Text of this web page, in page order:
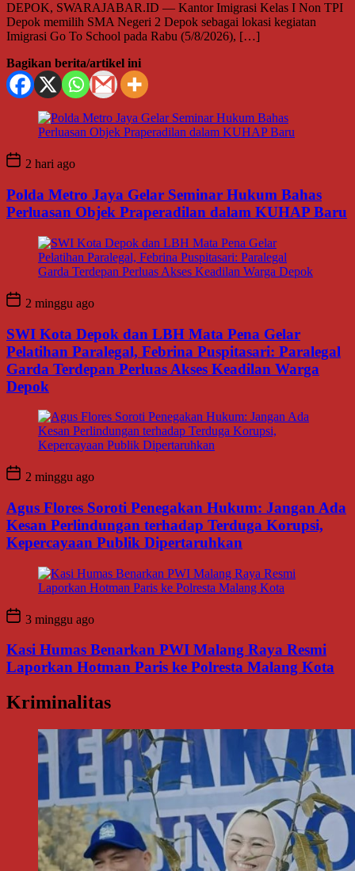
DEPOK, SWARAJABAR.ID — Kantor Imigrasi Kelas I Non TPI
Depok memilih SMA Negeri 2 Depok sebagai lokasi kegiatan
Imigrasi Go To School pada Rabu (5/8/2026), […]
Bagikan berita/artikel ini
2 hari ago
Polda Metro Jaya Gelar Seminar Hukum Bahas
Perluasan Objek Praperadilan dalam KUHAP Baru
2 minggu ago
SWI Kota Depok dan LBH Mata Pena Gelar
Pelatihan Paralegal, Febrina Puspitasari: Paralegal
Garda Terdepan Perluas Akses Keadilan Warga
Depok
2 minggu ago
Agus Flores Soroti Penegakan Hukum: Jangan Ada
Kesan Perlindungan terhadap Terduga Korupsi,
Kepercayaan Publik Dipertaruhkan
3 minggu ago
Kasi Humas Benarkan PWI Malang Raya Resmi
Laporkan Hotman Paris ke Polresta Malang Kota
Kriminalitas